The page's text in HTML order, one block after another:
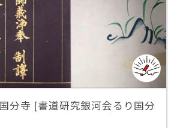
分寺 [書道研究銀河会るり国分